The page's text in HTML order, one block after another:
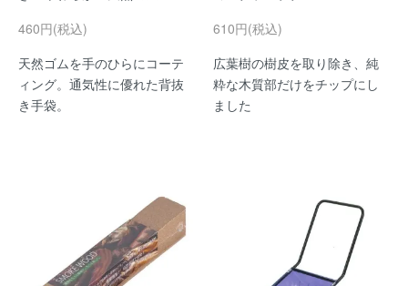
460円(税込)
天然ゴムを手のひらにコーテ
ィング。通気性に優れた背抜
き手袋。
610円(税込)
広葉樹の樹皮を取り除き、純
粋な木質部だけをチップにし
ました